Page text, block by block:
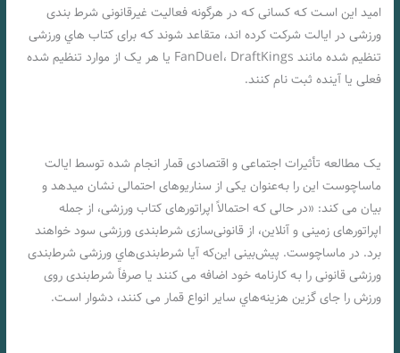
امید این اسـت کـه کسانی کـه در هرگونه فعالیت غیرقانونی شرط بندی
ورزشی در ایالت شرکت کرده اند، متقاعد شوند کـه برای کتاب هاي‌ ورزشی
تنظیم شده مانند FanDuel، DraftKings یا هر یک از موارد تنظیم شده
فعلی یا آینده ثبت نام کنند.
یک مطالعه تأثیرات اجتماعی و اقتصادی قمار انجام شده توسط ایالت
ماساچوست این را بـه‌عنوان یکی از سناریوهای احتمالی نشان میدهد و
بیان می کند: «در حالی کـه احتمالاً اپراتورهای کتاب ورزشی، از جمله
اپراتورهای زمینی و آنلاین، از قانونی‌سازی شرط‌بندی ورزشی سود خواهند
برد. در ماساچوست. پیش‌بینی این‌که آیا شرط‌بندی‌هاي‌ ورزشی شرط‌بندی
ورزشی قانونی را بـه کارنامه خود اضافه می کنند یا صرفاً شرط‌بندی روی
ورزش را جای گزین هزینه‌هاي‌ سایر انواع قمار می کنند، دشوار اسـت.